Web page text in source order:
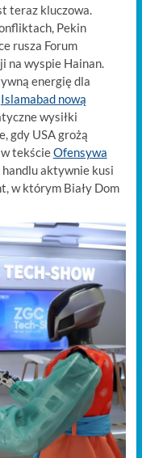
teraz kluczowa.
Pekin
rusza Forum
na wyspie Hainan.
energię dla
Islamabad nową
wysiłki
gdy USA grożą
tekścieOfensywa
aktywnie kusi
w którym Biały Dom